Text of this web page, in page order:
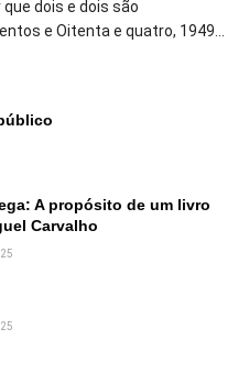
dois e dois são
e Oitenta e quatro, 1949...
A propósito de um livro
Carvalho